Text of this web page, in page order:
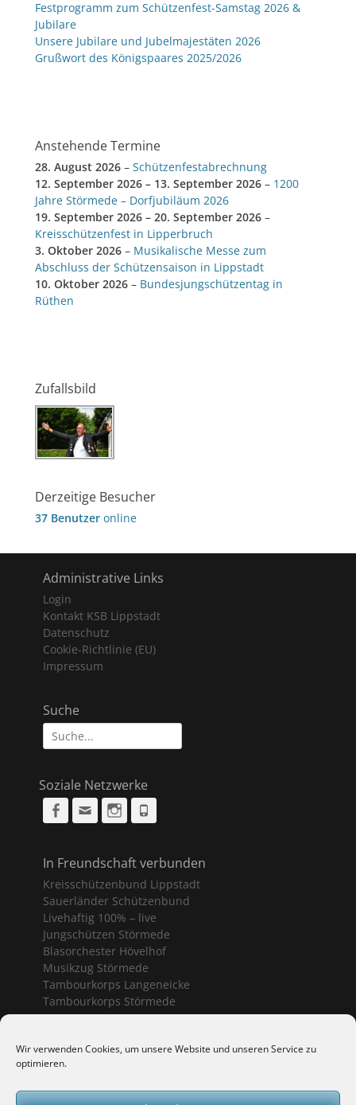
Wir verwenden Cookies, um unsere Website und unseren Service zu
optimieren.
Festprogramm zum Schützenfest-Samstag 2026 &
Jubilare
Unsere Jubilare und Jubelmajestäten 2026
Grußwort des Königspaares 2025/2026
Anstehende Termine
28. August 2026 – Schützenfestabrechnung
12. September 2026 – 13. September 2026 – 1200
Jahre Störmede – Dorfjubiläum 2026
19. September 2026 – 20. September 2026 –
Kreisschützenfest in Lipperbruch
3. Oktober 2026 – Musikalische Messe zum
Abschluss der Schützensaison in Lippstadt
10. Oktober 2026 – Bundesjungschützentag in
Rüthen
Zufallsbild
Derzeitige Besucher
37 Benutzer online
Administrative Links
Login
Kontakt KSB Lippstadt
Datenschutz
Cookie-Richtlinie (EU)
Impressum
Suche
Suche
nach:
Soziale Netzwerke
Facebook
Email Instagram
In Freundschaft verbunden
Kreisschützenbund Lippstadt
Sauerländer Schützenbund
Livehaftig 100% – live
Jungschützen Störmede
Blasorchester Hövelhof
Musikzug Störmede
Tambourkorps Langeneicke
Tambourkorps Störmede
Schützenvereine Geseke
Bürgerschützenverein Geseke
Schützenbruderschaft Ermsinghausen